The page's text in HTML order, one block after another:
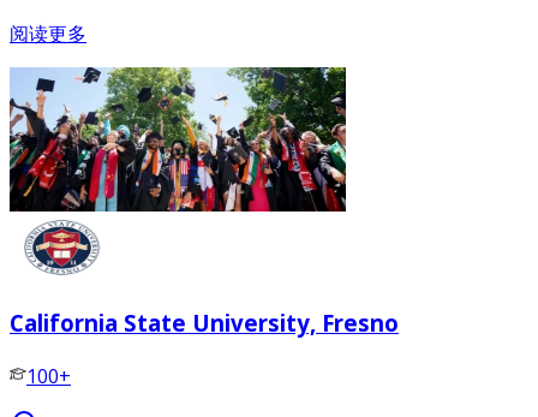
阅读更多
California State University, Fresno
100+